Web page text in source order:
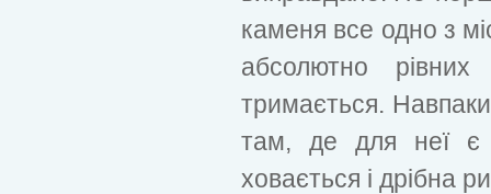
каменя все одно з
абсолютно
тримається.
там, де для неї є
ховається і дрібна